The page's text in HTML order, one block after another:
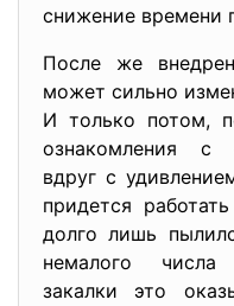
снижение времени
После же
может сильно
И только потом,
ознакомления с
вдруг с
придется
долго лишь
немалого числа
закалки это